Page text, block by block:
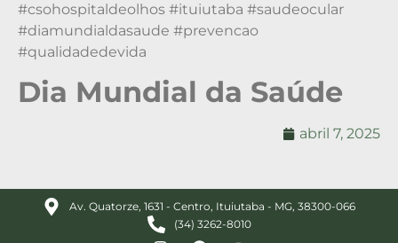
#csohospitaldeolhos #ituiutaba #saudeocular
#diamundialdasaude #prevencao
#qualidadedevida
Dia Mundial da Saúde
abril 7, 2025
Av. Quatorze, 1631 - Centro, Ituiutaba - MG, 38300-066
(34) 3262-8010